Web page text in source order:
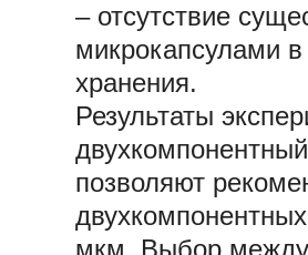
– отсутствие
микрокапсулами в
хранения.
Результаты
позволяют
мкм. Выбор между